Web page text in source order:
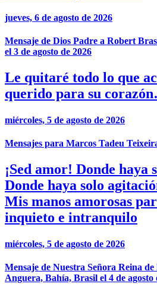
jueves, 6 de agosto de 2026
Mensaje de Dios Padre a Robert
el 3 de agosto de 2026
Le quitaré todo lo que
querido para su
miércoles, 5 de agosto de 2026
Mensajes para Marcos Tadeu
¡Sed amor! Donde haya
Donde haya solo
Mis manos amorosas
inquieto e intranquilo
miércoles, 5 de agosto de 2026
Mensaje de Nuestra Señora Reina de
Anguera, Bahía, Brasil el 4 de agosto